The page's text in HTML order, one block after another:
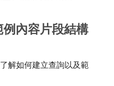
例內容片段結構
解如何建立查詢以及範